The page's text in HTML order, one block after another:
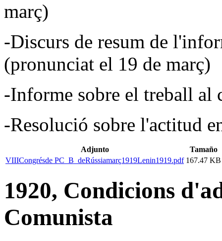
març)
-Discurs de resum de
(pronunciat el 19 de març)
-Informe sobre el treball al
-Resolució sobre l'actitud
Adjunto
Tamaño
VIIICongrésde PC_B_deRússiamarç1919Lenin1919.pdf 167.47 KB
1920, Condicions
Comunista